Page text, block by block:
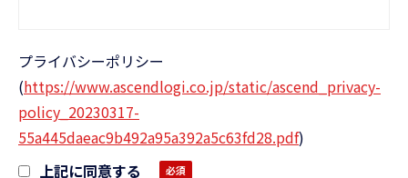
プライバシーポリシー
(https://www.ascendlogi.co.jp/static/ascend_privacy-
policy_20230317-
55a445daeac9b492a95a392a5c63fd28.pdf)
上記に同意する